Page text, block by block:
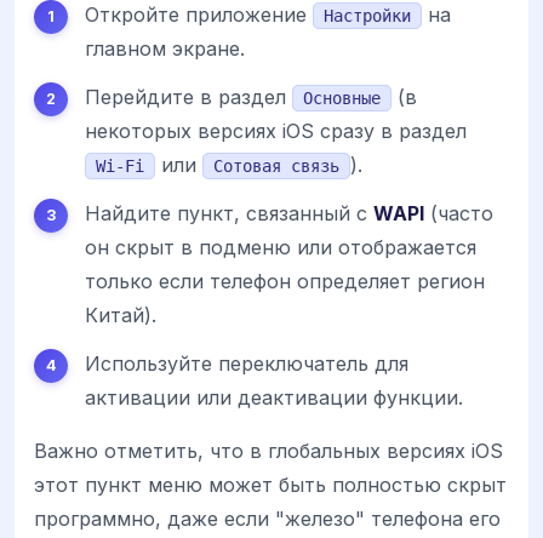
Откройте приложение Настройки
на
главном экране.
Перейдите в раздел
Основные
(в
некоторых версиях iOS сразу в раздел
Wi-Fi или Сотовая связь
).
Найдите пункт, связанный с WAPI (часто
он скрыт в подменю или отображается
только если телефон определяет регион
Китай).
Используйте переключатель для
активации или деактивации функции.
Важно отметить, что в глобальных версиях iOS
этот пункт меню может быть полностью скрыт
программно, даже если "железо" телефона его